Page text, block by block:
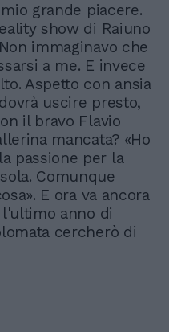
grande piacere.
show di Raiuno
immaginavo che
a me. E invece
Aspetto con ansia
uscire presto,
il bravo Flavio
mancata? «Ho
passione per la
Comunque
E ora va ancora
l'ultimo anno di
cercherò di